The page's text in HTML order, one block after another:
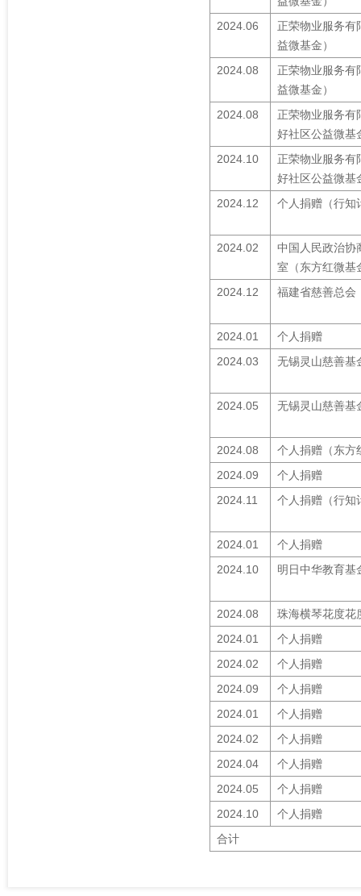
2024.06
正荣物业服务有
益微基金）
2024.08
正荣物业服务有
益微基金）
2024.08
正荣物业服务有
好社区公益微基
2024.10
正荣物业服务有
好社区公益微基
2024.12
个人捐赠（行知
2024.02
中国人民政治协
室（东方红微基
2024.12
福建省慈善总会
2024.01
个人捐赠
2024.03
无锡灵山慈善基
2024.05 无锡灵山慈善基
2024.08
个人捐赠（东方
2024.09
个人捐赠
2024.11
个人捐赠（行知
2024.01
个人捐赠
2024.10
明日中华教育基
2024.08
珠海横琴花度花
2024.01
个人捐赠
2024.02
个人捐赠
2024.09
个人捐赠
2024.01
个人捐赠
2024.02
个人捐赠
2024.04
个人捐赠
2024.05
个人捐赠
2024.10
个人捐赠
合计